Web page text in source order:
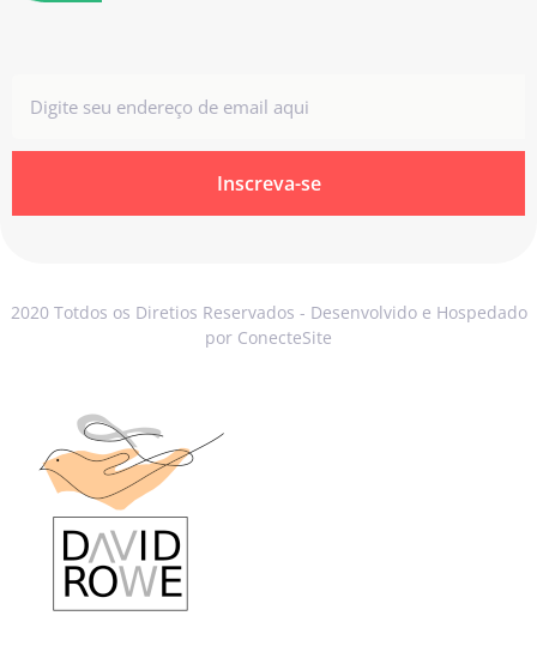
Inscreva-se
2020 Totdos os Diretios Reservados - Desenvolvido e Hospedado
por ConecteSite